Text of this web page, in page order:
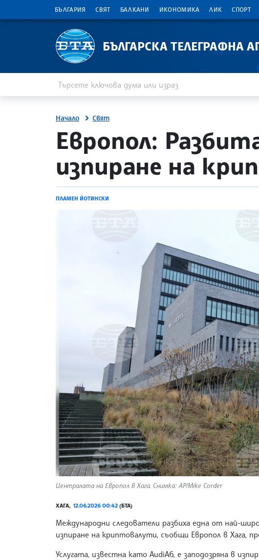
БЪЛГАРИЯ СВЯТ БАЛКАНИ ИКОНОМИКА ЛИК СПОРТ
БЪЛГАРСКА ТЕЛЕГРАФНА
Начало Свят
site.bta
Европол:
изпиране на
ПЛАМЕН ЙОТИНСКИ
Централата на Европол в Хага. Снимка: AP/Mike Corder
ХАГА, 12.06.2026 00:42 (БТА)
Международни следователи разбиха една от най-
изпиране на криптовалути, съобщи Европол в Хага,
Услугата, известна като AudiA6, е заподозряна в